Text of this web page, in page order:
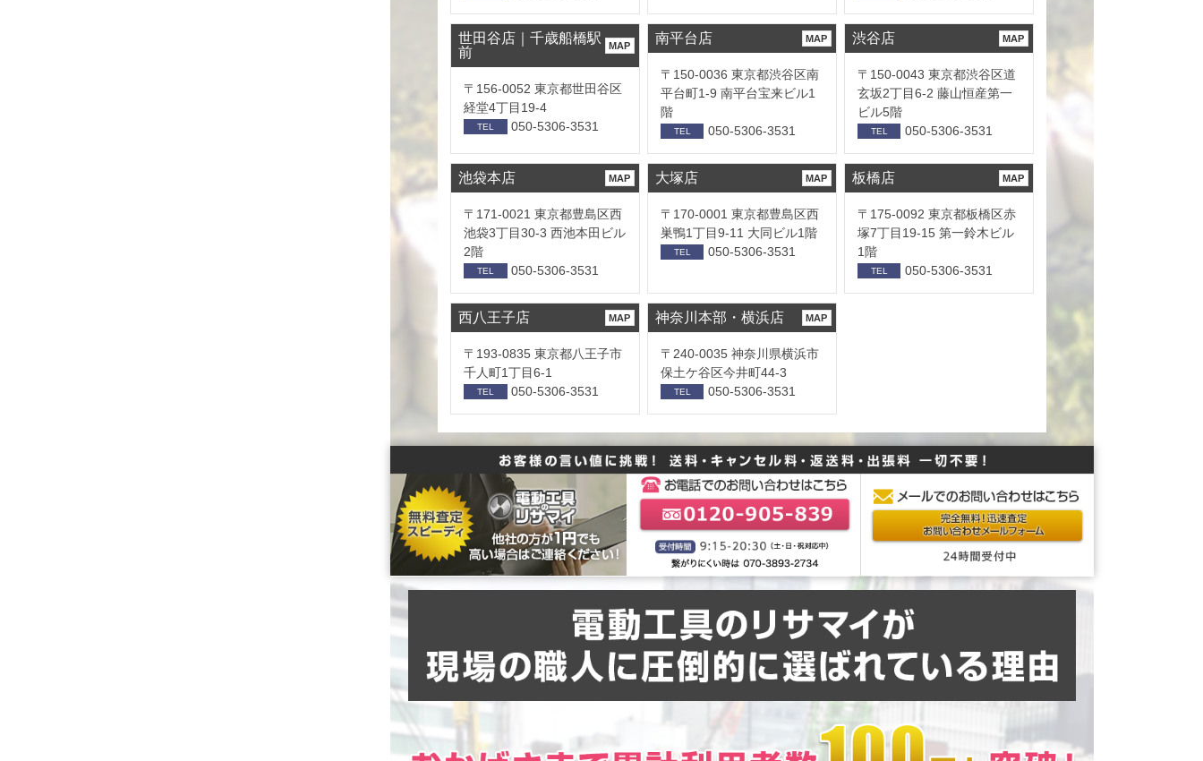
世田谷店｜千歳船橋駅
前
MAP
〒156-0052 東京都世田谷区
経堂4丁目19-4
TEL 050-5306-3531
南平台店 MAP
〒150-0036 東京都渋谷区南
平台町1-9 南平台宝来ビル1
階
TEL 050-5306-3531
渋谷店 MAP
〒150-0043 東京都渋谷区道
玄坂2丁目6-2 藤山恒産第一
ビル5階
TEL 050-5306-3531
池袋本店 MAP
〒171-0021 東京都豊島区西
池袋3丁目30-3 西池本田ビル
2階
TEL 050-5306-3531
大塚店 MAP
〒170-0001 東京都豊島区西
巣鴨1丁目9-11 大同ビル1階
TEL 050-5306-3531
板橋店 MAP
〒175-0092 東京都板橋区赤
塚7丁目19-15 第一鈴木ビル
1階
TEL 050-5306-3531
西八王子店 MAP
〒193-0835 東京都八王子市
千人町1丁目6-1
TEL 050-5306-3531
神奈川本部・横浜店 MAP
〒240-0035 神奈川県横浜市
保⼟ケ⾕区今井町44-3
TEL 050-5306-3531